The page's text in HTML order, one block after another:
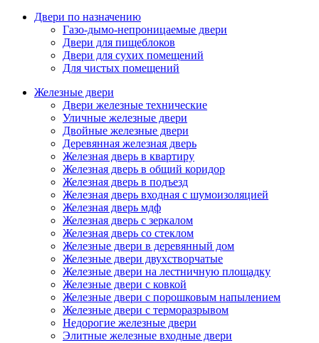
Двери по назначению
Газо-дымо-непроницаемые двери
Двери для пищеблоков
Двери для сухих помещений
Для чистых помещений
Железные двери
Двери железные технические
Уличные железные двери
Двойные железные двери
Деревянная железная дверь
Железная дверь в квартиру
Железная дверь в общий коридор
Железная дверь в подъезд
Железная дверь входная с шумоизоляцией
Железная дверь мдф
Железная дверь с зеркалом
Железная дверь со стеклом
Железные двери в деревянный дом
Железные двери двухстворчатые
Железные двери на лестничную площадку
Железные двери с ковкой
Железные двери с порошковым напылением
Железные двери с терморазрывом
Недорогие железные двери
Элитные железные входные двери